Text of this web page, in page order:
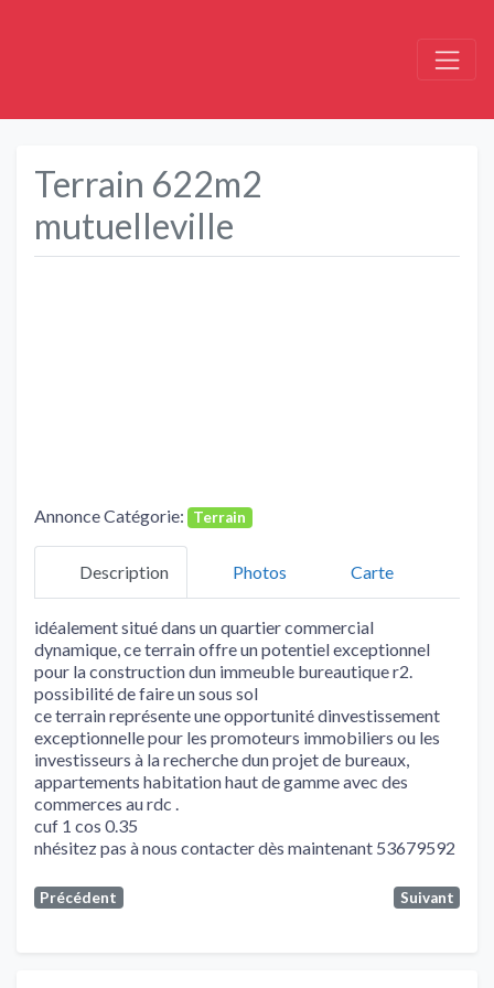
Terrain 622m2
mutuelleville
Annonce Catégorie: Terrain
Description Photos Carte
idéalement situé dans un quartier commercial
dynamique, ce terrain offre un potentiel exceptionnel
pour la construction dun immeuble bureautique r2.
possibilité de faire un sous sol
ce terrain représente une opportunité dinvestissement
exceptionnelle pour les promoteurs immobiliers ou les
investisseurs à la recherche dun projet de bureaux,
appartements habitation haut de gamme avec des
commerces au rdc .
cuf 1 cos 0.35
nhésitez pas à nous contacter dès maintenant 53679592
Précédent Suivant